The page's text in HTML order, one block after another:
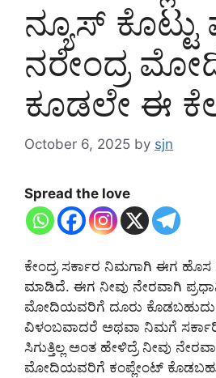
ನ್ಯೂಸ್ ಕೊಟ್ಟು
ನರೇಂದ್ರ
ಕೂಡಲೇ ಈ
October 6, 2025 by sjn
Spread the love
ಕೇಂದ್ರ ಸರ್ಕಾರ ನಿಮಗಾಗಿ ಈಗ
ಮಾಡಿದೆ. ಈಗ ನೀವು ನೇರವಾಗಿ
ಮೋದಿಯವರಿಗೆ ದೂರು ಕೊಡಬಹುದು.
ವಿಳಂಬವಾದರೆ ಅಥವಾ ನಿಮಗೆ
ಸಿಗುತ್ತಿಲ್ಲ ಅಂತ ಹೇಳಿದ್ರೆ ನೀವು
ಮೋದಿಯವರಿಗೆ ಕಂಪ್ಲೇಂಟ್